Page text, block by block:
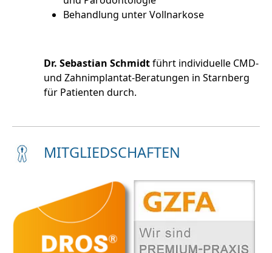
Behandlung unter Vollnarkose
Dr. Sebastian Schmidtführt individuelle CMD-
und Zahnimplantat-Beratungen in Starnberg
für Patienten durch.
MITGLIEDSCHAFTEN